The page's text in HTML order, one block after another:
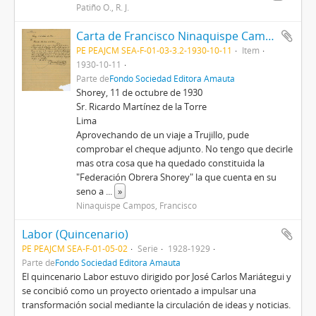
Patiño O., R. J.
Carta de Francisco Ninaquispe Campos, 11/10/1930
PE PEAJCM SEA-F-01-03-3.2-1930-10-11
Item
1930-10-11
Parte deFondo Sociedad Editora Amauta
Shorey, 11 de octubre de 1930
Sr. Ricardo Martínez de la Torre
Lima
Aprovechando de un viaje a Trujillo, pude
comprobar el cheque adjunto. No tengo que decirle
mas otra cosa que ha quedado constituida la
"Federación Obrera Shorey" la que cuenta en su
seno a ... »
Ninaquispe Campos, Francisco
Labor (Quincenario)
PE PEAJCM SEA-F-01-05-02 Serie
1928-1929
Parte deFondo Sociedad Editora Amauta
El quincenario Labor estuvo dirigido por José Carlos Mariátegui y
se concibió como un proyecto orientado a impulsar una
transformación social mediante la circulación de ideas y noticias.